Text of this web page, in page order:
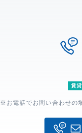
賃貸
※お電話でお問い合わせの